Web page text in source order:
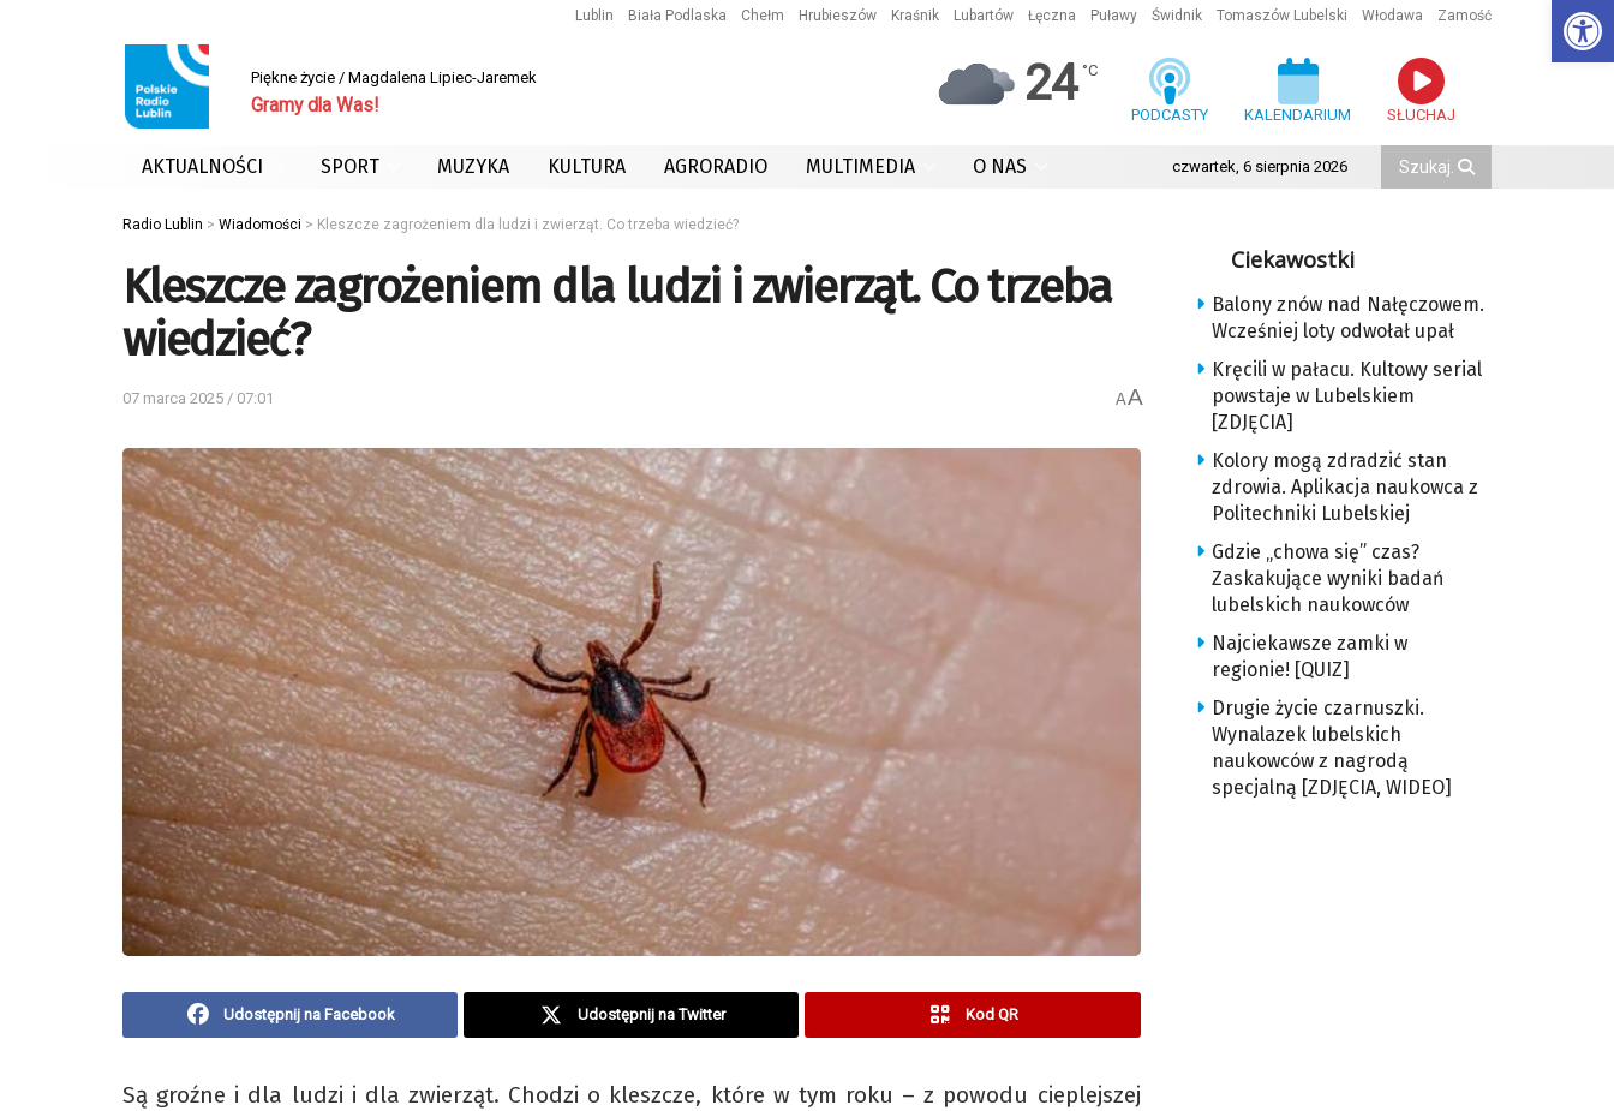
Lublin Biała Podlaska Chełm Hrubieszów Kraśnik Lubartów Łęczna Puławy Świdnik Tomaszów Lubelski Włodawa Zamość
Piękne życie / Magdalena Lipiec-Jaremek
Gramy dla Was! 24 °C
PODCASTY KALENDARIUM SŁUCHAJ
AKTUALNOŚCI SPORT MUZYKA KULTURA AGRORADIO MULTIMEDIA O NAS czwartek, 6 sierpnia 2026
Radio Lublin > Wiadomości > Kleszcze zagrożeniem dla ludzi i zwierząt. Co trzeba wiedzieć?
Kleszcze zagrożeniem dla ludzi i zwierząt. Co trzeba
wiedzieć?
07 marca 2025 / 07:01 AA
Udostępnij na Facebook Udostępnij na Twitter Kod QR
Są groźne i dla ludzi i dla zwierząt. Chodzi o kleszcze, które w tym roku – z powodu cieplejszej
Ciekawostki
Balony znów nad Nałęczowem.
Wcześniej loty odwołał upał
Kręcili w pałacu. Kultowy serial
powstaje w Lubelskiem
[ZDJĘCIA]
Kolory mogą zdradzić stan
zdrowia. Aplikacja naukowca z
Politechniki Lubelskiej
Gdzie „chowa się” czas?
Zaskakujące wyniki badań
lubelskich naukowców
Najciekawsze zamki w
regionie! [QUIZ]
Drugie życie czarnuszki.
Wynalazek lubelskich
naukowców z nagrodą
specjalną [ZDJĘCIA, WIDEO]